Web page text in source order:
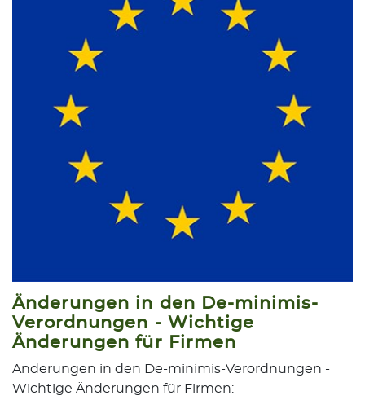
Änderungen in den De-minimis-
Verordnungen - Wichtige
Änderungen für Firmen
Änderungen in den De-minimis-Verordnungen -
Wichtige Änderungen für Firmen: